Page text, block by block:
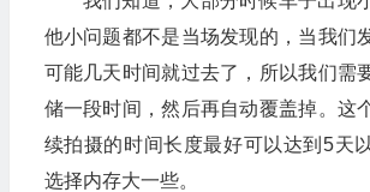
他小问题都不是当场发现的，当我们
可能几天时间就过去了，所以我们需
储一段时间，然后再自动覆盖掉。这
续拍摄的时间长度最好可以达到5天
选择内存大一些。